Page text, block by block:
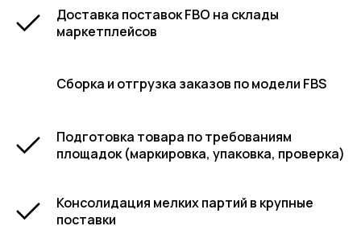
Доставка поставок FBO на склады
маркетплейсов
Сборка и отгрузка заказов по модели FBS
Подготовка товара по требованиям
площадок (маркировка, упаковка, проверка)
Консолидация мелких партий в крупные
поставки